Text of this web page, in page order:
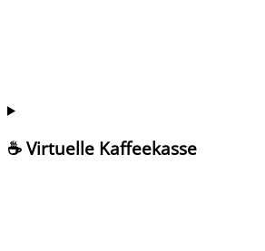
☕ Virtuelle Kaffeekasse